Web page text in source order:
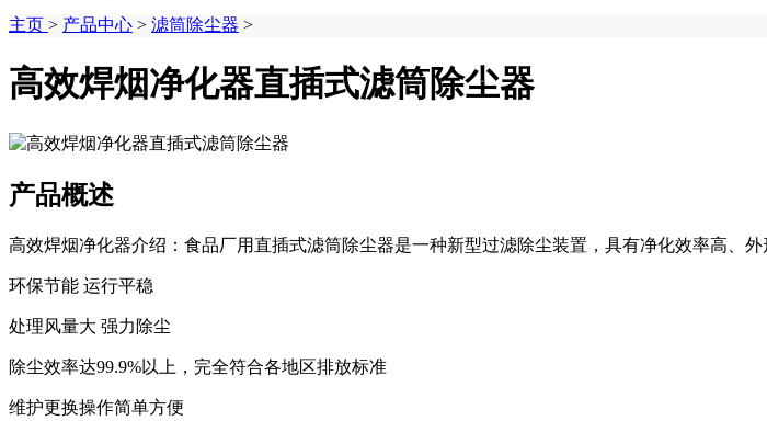
主页 > 产品中心 > 滤筒除尘器 >
高效焊烟净化器直插式滤筒除尘器
产品概述
高效焊烟净化器介绍：食品厂用直插式滤筒除尘器是一种新型过滤除尘装置，具有净化效率高、
环保节能 运行平稳
处理风量大 强力除尘
除尘效率达99.9%以上，完全符合各地区排放标准
维护更换操作简单方便